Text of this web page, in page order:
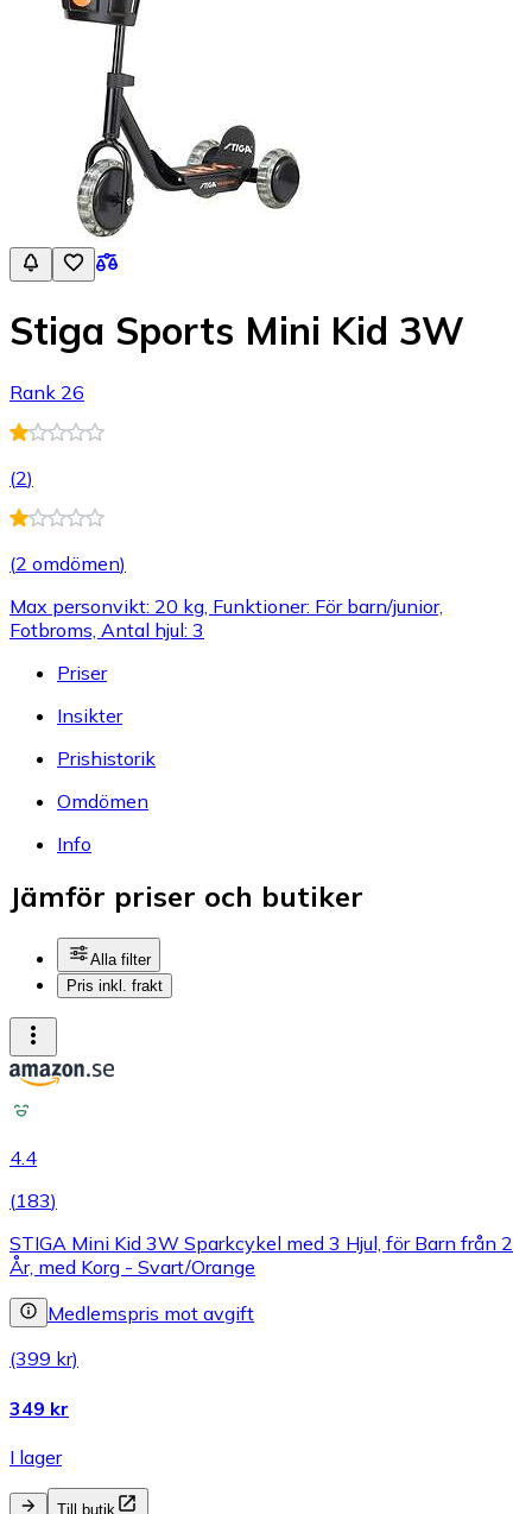
Stiga Sports Mini Kid 3W
Rank 26
(2)
(2 omdömen)
Max personvikt: 20 kg, Funktioner: För barn/junior,
Fotbroms, Antal hjul: 3
Priser
Insikter
Prishistorik
Omdömen
Info
Jämför priser och butiker
Alla filter
Pris inkl. frakt
4.4
(183)
STIGA Mini Kid 3W Sparkcykel med 3 Hjul, för Barn från 2
År, med Korg - Svart/Orange
Medlemspris mot avgift
(399 kr)
349 kr
I lager
Till butik